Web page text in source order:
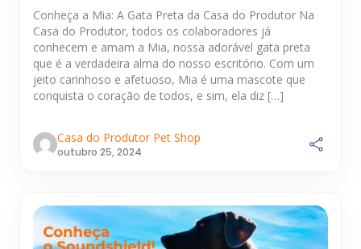
Conheça a Mia: A Gata Preta da Casa do Produtor Na
Casa do Produtor, todos os colaboradores já
conhecem e amam a Mia, nossa adorável gata preta
que é a verdadeira alma do nosso escritório. Com um
jeito carinhoso e afetuoso, Mia é uma mascote que
conquista o coração de todos, e sim, ela diz […]
Casa do Produtor Pet Shop
outubro 25, 2024